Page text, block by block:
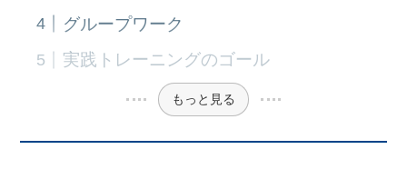
グループワーク
実践トレーニングのゴール
もっと見る